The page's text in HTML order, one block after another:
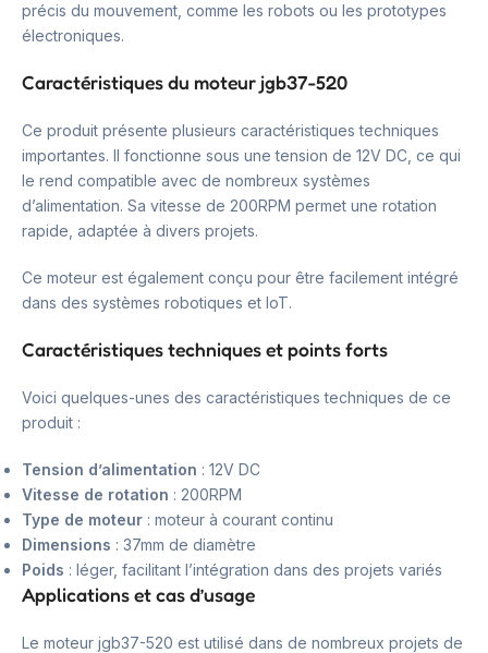
précis du mouvement, comme les robots ou les prototypes
électroniques.
Caractéristiques du moteur jgb37-520
Ce produit présente plusieurs caractéristiques techniques
importantes. Il fonctionne sous une tension de 12V DC, ce qui
le rend compatible avec de nombreux systèmes
d’alimentation. Sa vitesse de 200RPM permet une rotation
rapide, adaptée à divers projets.
Ce moteur est également conçu pour être facilement intégré
dans des systèmes robotiques et IoT.
Caractéristiques techniques et points forts
Voici quelques-unes des caractéristiques techniques de ce
produit :
Tension d’alimentation : 12V DC
Vitesse de rotation : 200RPM
Type de moteur : moteur à courant continu
Dimensions : 37mm de diamètre
Poids : léger, facilitant l’intégration dans des projets variés
Applications et cas d’usage
Le moteur jgb37-520 est utilisé dans de nombreux projets de